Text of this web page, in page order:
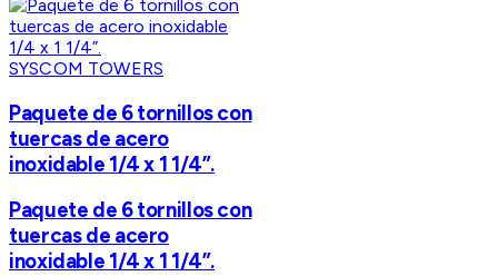
SYSCOM TOWERS
Paquete de 6 tornillos con
tuercas de acero
inoxidable 1/4 x 1 1/4”.
Paquete de 6 tornillos con
tuercas de acero
inoxidable 1/4 x 1 1/4”.